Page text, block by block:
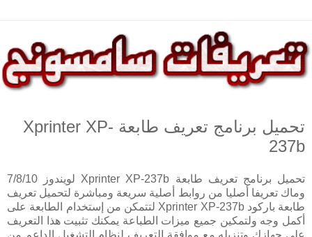
تحميل برنامج تعريف طابعة Xprinter XP-
237b
تحميل برنامج تعريف طابعة Xprinter XP-237b لويندوز 7/8/10
وماك تعريفا أصليا من روابط أصلية سريعة ومباشرة لتحميل تعريف
طابعة باركود Xprinter XP-237b لتتمكن من إستخدام الطابعة على
أكمل وجه ولتمكين جميع ميزات الطباعة يمكنك تثبيت هذا التعريف